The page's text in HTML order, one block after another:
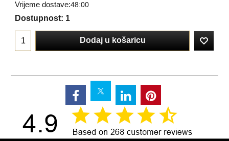
Vrijeme dostave:48:00
Dostupnost: 1
Dodaj u košaricu